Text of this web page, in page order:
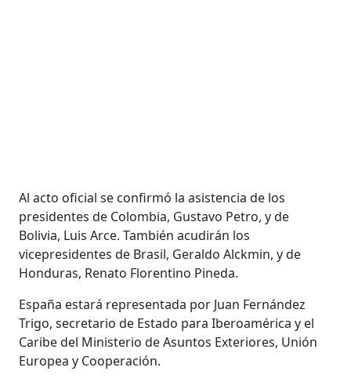
Al acto oficial se confirmó la asistencia de los
presidentes de Colombia, Gustavo Petro, y de
Bolivia, Luis Arce. También acudirán los
vicepresidentes de Brasil, Geraldo Alckmin, y de
Honduras, Renato Florentino Pineda.
España estará representada por Juan Fernández
Trigo, secretario de Estado para Iberoamérica y el
Caribe del Ministerio de Asuntos Exteriores, Unión
Europea y Cooperación.